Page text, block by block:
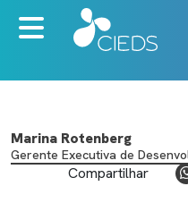
Marina Rotenberg
Gerente Executiva de
Compartilhar